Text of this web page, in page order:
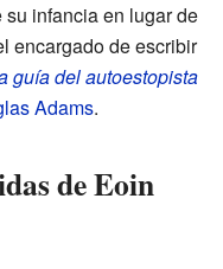
infancia en lugar de
encargado de escribir
guía del autoestopista
Adams.
de Eoin